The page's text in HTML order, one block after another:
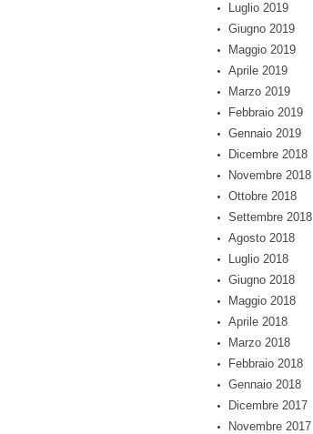
Luglio 2019
Giugno 2019
Maggio 2019
Aprile 2019
Marzo 2019
Febbraio 2019
Gennaio 2019
Dicembre 2018
Novembre 2018
Ottobre 2018
Settembre 2018
Agosto 2018
Luglio 2018
Giugno 2018
Maggio 2018
Aprile 2018
Marzo 2018
Febbraio 2018
Gennaio 2018
Dicembre 2017
Novembre 2017